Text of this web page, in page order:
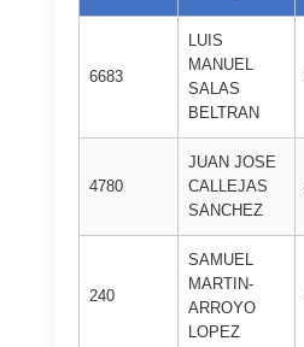
6683
LUIS
MANUEL
SALAS
BELTRAN
4780
JUAN JOSE
CALLEJAS
SANCHEZ
240
SAMUEL
MARTIN-
ARROYO
LOPEZ